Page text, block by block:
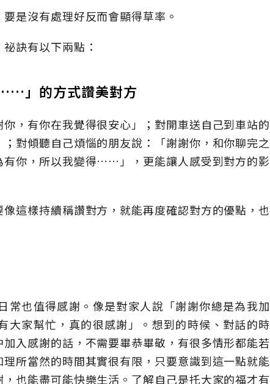
是沒有處理好反而會顯得草率。
訣有以下兩點：
」的方式讚美對方
，有你在我覺得很安心」；對開車送自己到車站的
對傾聽自己煩惱的朋友說：「謝謝你，和你聊完之
有你，所以我變得……」，更能讓人感受到對方的影
這樣持續稱讚對方，就能再度確認對方的優點，也
常也值得感謝。像是對家人說「謝謝你總是為我加
大家幫忙，真的很感謝」。想到的時候、對話的時
入感謝的話，不需要畢恭畢敬，有很多情形都能若
所當然的時間其實很有限，只要意識到這一點就能
也能盡可能快樂生活。了解自己是托大家的福才有